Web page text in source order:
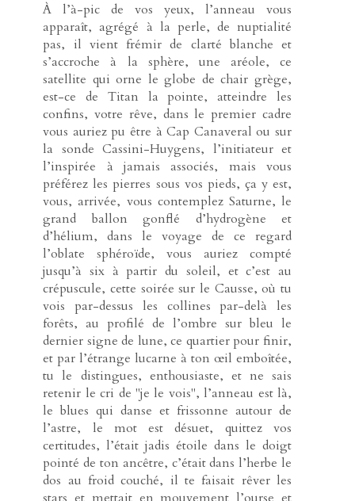
À l’à-pic de vos yeux, l’anneau vous
apparaît, agrégé à la perle, de nuptialité
pas, il vient frémir de clarté blanche et
s’accroche à la sphère, une aréole, ce
satellite qui orne le globe de chair grège,
est-ce de Titan la pointe, atteindre les
confins, votre rêve, dans le premier cadre
vous auriez pu être à Cap Canaveral ou sur
la sonde Cassini-Huygens, l’initiateur et
l’inspirée à jamais associés, mais vous
préférez les pierres sous vos pieds, ça y est,
vous, arrivée, vous contemplez Saturne, le
grand ballon gonflé d’hydrogène et
d’hélium, dans le voyage de ce regard
l’oblate sphéroïde, vous auriez compté
jusqu’à six à partir du soleil, et c’est au
crépuscule, cette soirée sur le Causse, où tu
vois par-dessus les collines par-delà les
forêts, au profilé de l’ombre sur bleu le
dernier signe de lune, ce quartier pour finir,
et par l’étrange lucarne à ton œil emboîtée,
tu le distingues, enthousiaste, et ne sais
retenir le cri de "je le vois", l’anneau est là,
le blues qui danse et frissonne autour de
l’astre, le mot est désuet, quittez vos
certitudes, l’était jadis étoile dans le doigt
pointé de ton ancêtre, c’était dans l’herbe le
dos au froid couché, il te faisait rêver les